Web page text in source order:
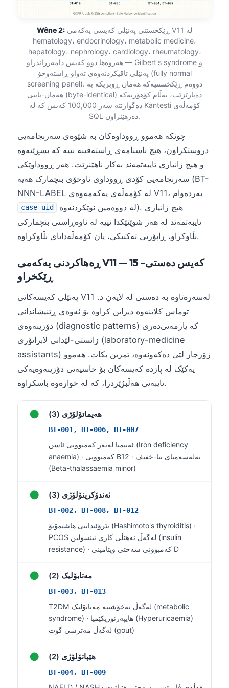
Wêne 2:
hematology، endocrinology، metabolic medicine،
hepatology، nephrology، cardiology، rheumatology،
هەروەها دوو کەیس دامەزراندراو — Gilbert's syndrome و
پەنێلی تاقیکردنەوەی تەواو ڕاستەوخۆ (fully normal
screening panel). دووەم ڕێکخستنیەکە هەمان ڕوبریکە بە
هەمان-بایتی (byte-identical) دەپارێزێت، بەڵام کۆهۆرتەکە
دەگوازێتە سەر 100,000 کەیس کە لە Kantesti کۆمەڵەی
SQL دەرهێنراون.
چونکە هەموو ڕووداوەکان بە شێوەی سەرنجامەیی
دروستکراون، هیچ ناسنامەی ڕاستەقینە نییە کە بسڕێتەوە
و هیچ زانیاری تایبەتمەند بەکار ناهێنرێت. هەر ڕووداوێکی
سەرنجامەیی کۆدی ڕووداوی ناوخۆی بنچمارک هەیە (BT-
NNN-LABEL لە کۆمەڵەی یەکەمەوەی V11، بەردەوام
case_uid
تایبەتمەند لە هەر شوێنێکدا نییە لە ناوەڕاستی بنچمارکی
بڵاوکراو، ڕاپۆرتی تەکنیکی، یان کۆمەڵەداتای بڵاوکراوە.
ڕەهاکردنی یەکەمی V11 — 15 کەیس دەستی-
ڕێکخراو
پەنێلی کەیسەکانی V11 لەسەرەتاوە بە دەستی لە لایەن د.
توماس کلاینەوە دیزاین کراوە بۆ ئەوەی ڕێنیشاندانی
دۆزینەوەی (diagnostic patterns) کە یارمەتی‌دەری
زانستی-لێدانی لابراتۆری (laboratory-medicine
assistants) زۆرجار لێی دەکەونەوە، تمرین بکات. هەموو
یەکێک لە پازدە کەیسەکان بۆ خاسیەتی دۆزینەوەیەکی
تایبەتی هەڵبژێردرا، کە لە خوارەوە باسکراوە.
● هەیماتۆلۆژی (3)
BT-001, BT-006, BT-007
ئەنیمیا لەبەر کەمبوونی ئاسن (Iron deficiency
anaemia) · کەمبوونی B12 · تەلەسەمیای بتا-خفیف
(Beta-thalassaemia minor)
● ئەندۆکرینۆلۆژی (3)
BT-002, BT-008, BT-012
تێرۆئیدایتی هاشیمۆتۆ (Hashimoto's thyroiditis) ·
PCOS لەگەڵ نەهێڵی کاری ئینسولین (insulin
resistance) · کەمبوونی سەختی ویتامینی D
● مەتابۆلیک (2)
BT-003, BT-013
T2DM لەگەڵ نەخۆشییە مەتابۆلیک (metabolic
syndrome) · هایپەرئوریکێمیا (Hyperuricaemia)
لەگەڵ مەترسی گوت (gout)
● هێپاتۆلۆژی (2)
BT-004, BT-009
Occitan
العربية المغربية
Монгол
ພາສາລາວ
Basa Jawa
Cebuano
ئۇيغۇرچە
Кыргызча
Frysk
Ślōnskŏ gŏdka
Norsk bokmål